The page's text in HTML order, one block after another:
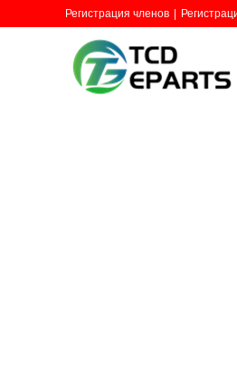
Регистрация членов